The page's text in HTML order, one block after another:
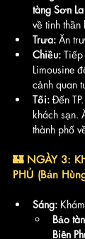
tàng Sơn La
về tinh
Trưa: Ăn
Chiều: Tiếp
Limousine
cảnh quan
Tối: Đến
khách sạn.
thành phố
🏰 NGÀY 3:
PHỦ (Bản
Sáng:
Bảo
Biên